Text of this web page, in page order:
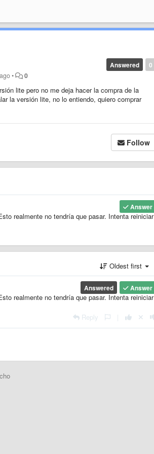
0
Answered
• 0
lite pero no me deja hacer la compra de la
la versión lite, no lo entiendo, quiero comprar
Follow
Answer
realmente no tendría que pasar. Intenta reiniciar
Oldest first
Answer
Answered
realmente no tendría que pasar. Intenta reiniciar
Reply